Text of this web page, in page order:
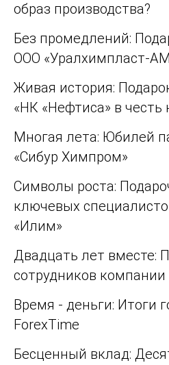
образ производства?
Без промедлений:
ООО «Уралхимпласт-
Живая история:
«НК «Нефтиса» в
Многая лета: Юбилей
«Сибур Химпром»
Символы роста:
ключевых
«Илим»
Двадцать лет вместе:
сотрудников
Время - деньги: Итоги
ForexTime
Бесценный вклад: